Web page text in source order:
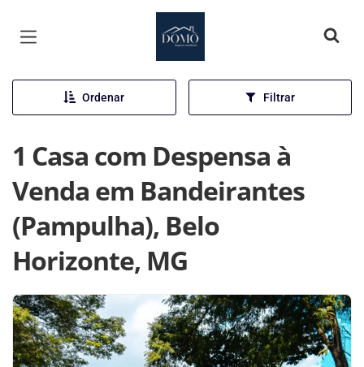
Página inicial
Ordenar Filtrar
1 Casa com Despensa à
Venda em Bandeirantes
(Pampulha), Belo
Horizonte, MG